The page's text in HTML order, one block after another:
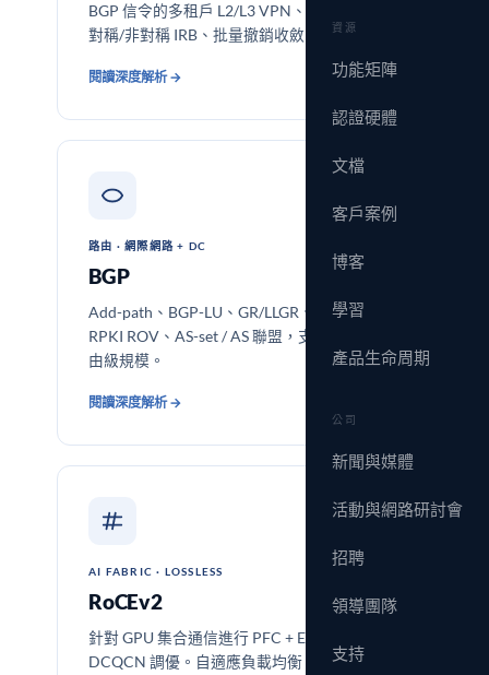
資源
功能矩陣
認證硬體
文檔
客戶案例
博客
學習
產品生命周期
公司
新聞與媒體
活動與網路研討會
招聘
領導團隊
支持
BGP 信令的多租戶 L2/L3 VPN、ESI 多歸屬、
對稱/非對稱 IRB、批量撤銷收斂。
閱讀深度解析 →
路由 · 網際網路 + DC
BGP
Add-path、BGP-LU、GR/LLGR、BMP 遙測、
RPKI ROV、AS-set / AS 聯盟，支持數百萬路
由級規模。
閱讀深度解析 →
AI FABRIC · LOSSLESS
RoCEv2
針對 GPU 集合通信進行 PFC + ECN +
DCQCN 調優。自適應負載均衡、按優先級遙